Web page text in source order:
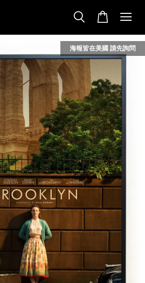
海報皆在美國 請先詢問